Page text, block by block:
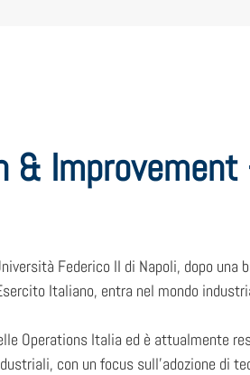
Improvement
Federico II di Napoli, dopo una
Italiano, entra nel mondo
Operations Italia ed è attualmente
con un focus sull’adozione di